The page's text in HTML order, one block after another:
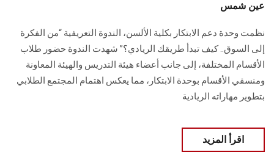
الزائـرون
سجل الان
عين شمس
نظمت وحدة دعم الابتكار بكلية الألسن، الندوة التعريفية “من الفكرة
إلى السوق.. كيف تبدأ طريقك الريادي؟” شهدت الندوة حضور طلاب
الأقسام المختلفة، إلى جانب أعضاء هيئة التدريس والهيئة المعاونة
ومنسقي الأقسام بوحدة الابتكار، مما يعكس اهتمام المجتمع الطلابي
بتطوير مهاراته الريادية
اقرأ المزيد